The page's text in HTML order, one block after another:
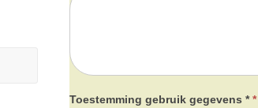
Toestemming gebruik gegevens **